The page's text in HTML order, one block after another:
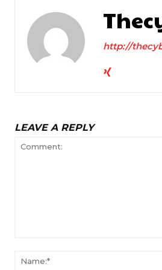
http://
LEAVE A REPLY